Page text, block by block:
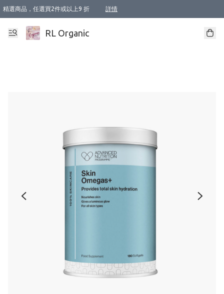
精選商品，任選買2件或以上9 折 詳情
XI周年優惠【新品自由選2件88折/3件85折】
XI周年優惠【Chakra 脈輪平衡自由選2件9折/3件85折/5件8折】
Florame 肌底自由選 2支9折 3支85折
XI周年優惠【蟲蟲退散 · 防衛結界﹞系列2件9折】
Sunki 任選2件95折
BIOFFICINA TOSCANA 任選2支9折 3支85折
Lamav 任選1件9折 2件85折
Mukti Organics 指定產品任選1件9折, 2件88折 3件85折
Intelligent Nutrients Skincare 任選2件9折
deodorant 任選2件88折
化妝品 任選2件95折
XI周年優惠【身心靈單品 任選2件9折/3件85折/5件8折】
XI周年優惠 【精油/香水 任選2件9折/3件85折/5件8折】
XI周年優惠【「關節到肌膚」全效養護 BODY OIL 組2件88折/3件85折】
XI周年優惠【夏日有機物理防曬套裝2件88折】
XI周年優惠【夏日潔面隨意選2件88折/3件85折】
XI周年優惠【逆齡奇蹟抗氧 11 自由選2件88折/3件85折/4件或以上8折】
新會員首次購物即享全單 95 折優惠！
成為VIP / VVIP 可享有生日月現金扣減獎賞優惠 !! 記得去賬户資料填上生日日期啦 !
選用順豐速運，滿$500 免運費
本地速遞 京東 送住宅/ 工商地址 $400 免運費
澳門訂單選用順豐速運，滿$800 免運費
RL Organic